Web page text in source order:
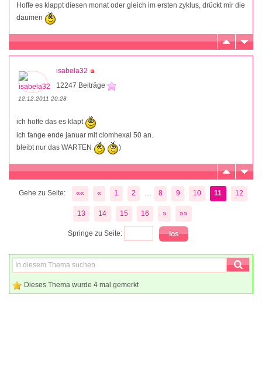
Hoffe es klappt diesen monat oder gleich im ersten zyklus, drückt mir die
daumen
isabela32
12247 Beiträge
12.12.2011 20:28
ich hoffe das es klapt
ich fange ende januar mit clomhexal 50 an.
bleibt nur das WARTEN
)
Gehe zu Seite: «« « 1 2 ... 8 9 10 11 12
13 14 15 16 » »»
Springe zu Seite:
Dieses Thema wurde 4 mal gemerkt